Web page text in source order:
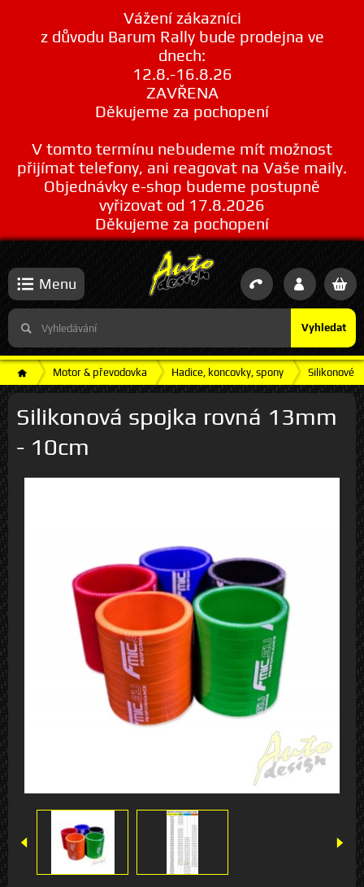
Vážení zákazníci
z důvodu Barum Rally bude prodejna ve
dnech:
12.8.-16.8.26
ZAVŘENA
Děkujeme za pochopení
V tomto termínu nebudeme mít možnost
přijímat telefony, ani reagovat na Vaše maily.
Objednávky e-shop budeme postupně
vyřizovat od 17.8.2026
Děkujeme za pochopení
Vyhledat
Menu
Motor & převodovka Hadice, koncovky, spony Silikonové
Silikonová spojka rovná 13mm
- 10cm